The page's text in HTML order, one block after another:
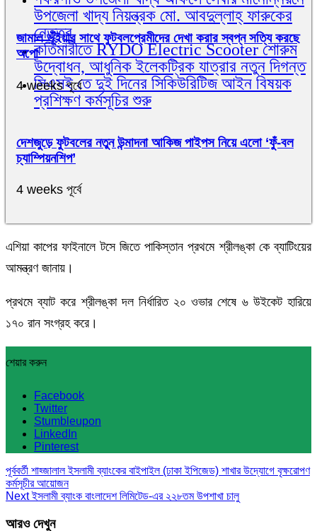
উপজেলা খাদ্য নিয়ন্ত্রক মো. আবদুল্লাহ্ ফারুকের
নেতৃত্ব
কর্তিমারীতে RYDO Electric Scooter শোরুম
উদ্বোধন, আধুনিক ইলেকট্রিক যাত্রার নতুন দিগন্ত
সিএসই তে দুই দিনের সিকিউরিটিজ আইন বিষয়ক
প্রশিক্ষণ কর্মসূচির শুরু
জামাল ভূঁইয়ার সাথে ফুটবলপ্রেমীদের দেখা করার স্বপ্ন সত্যি করছে
অপো
4 weeks পূর্বে
দেশজুড়ে ফুটবলের নতুন উন্মাদনা আকিজ পাইপস নিয়ে এলো ‘ফুঁ-বল
চ্যাম্পিয়নশিপ’
4 weeks পূর্বে
এশিয়া কাপের ফাইনালে টসে জিতে পাকিস্তান প্রথমে শ্রীলঙ্কা কে ব্যাটিংয়ের
আমন্ত্রণ জানায়।
প্রথমে ব্যাট করে শ্রীলঙ্কা দল নির্ধারিত ২০ ওভার শেষে ৬ উইকেট হারিয়ে
১৭০ রান সংগ্রহ করে।
শেয়ার করুন
Facebook
Twitter
Stumbleupon
LinkedIn
Pinterest
পূর্ববর্তী শাহ্জালাল ইসলামী ব্যাংকের বাইপাইল (ঢাকা ইপিজেড) শাখার উদ্যোগে বৃক্ষরোপণ
কর্মসূচীর আয়োজন
Nextইসলামী ব্যাংক বাংলাদেশ লিমিটেড-এর ২২৮তম উপশাখা চালু
আরও দেখুন